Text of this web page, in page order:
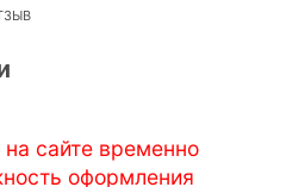
сайте временно
оформления